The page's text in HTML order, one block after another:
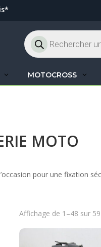
Recherche
de
produits
MOTOCROSS
MOTO
pour une fixation
Affichage de 1–48 sur